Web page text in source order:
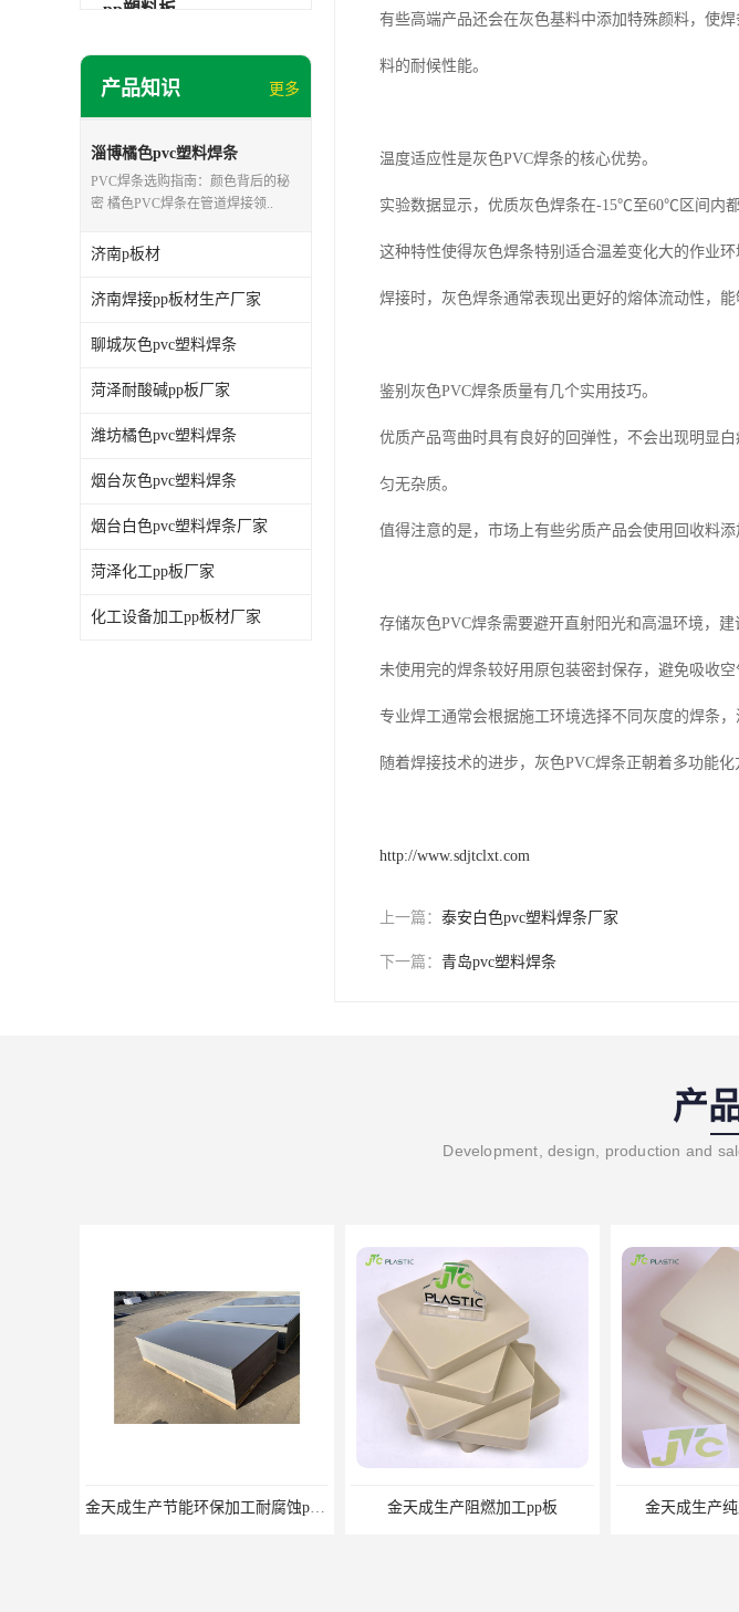
pp塑料板
pvc萃取板
产品知识 更多
淄博橘色pvc塑料焊条
PVC焊条选购指南：颜色背后的秘
密 橘色PVC焊条在管道焊接领..
济南p板材
济南焊接pp板材生产厂家
聊城灰色pvc塑料焊条
菏泽耐酸碱pp板厂家
潍坊橘色pvc塑料焊条
烟台灰色pvc塑料焊条
烟台白色pvc塑料焊条厂家
菏泽化工pp板厂家
化工设备加工pp板材厂家
有些高端产品还会在灰色基料中添加特殊颜料，使
料的耐候性能。
温度适应性是灰色PVC焊条的核心优势。
实验数据显示，优质灰色焊条在-15℃至60℃区间内
这种特性使得灰色焊条特别适合温差变化大的作业
焊接时，灰色焊条通常表现出更好的熔体流动性，能
鉴别灰色PVC焊条质量有几个实用技巧。
优质产品弯曲时具有良好的回弹性，不会出现明显
匀无杂质。
值得注意的是，市场上有些劣质产品会使用回收料
存储灰色PVC焊条需要避开直射阳光和高温环境，建
未使用完的焊条较好用原包装密封保存，避免吸收空
专业焊工通常会根据施工环境选择不同灰度的焊条
随着焊接技术的进步，灰色PVC焊条正朝着多功能
http://www.sdjtclxt.com
上一篇： 泰安白色pvc塑料焊条厂家
下一篇： 青岛pvc塑料焊条
产
Development, design, production and
金天成生产阻燃加工pp板 金天成生产纯原料阻燃pp板